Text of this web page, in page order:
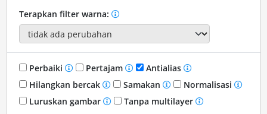
Terapkan filter warna:
Perbaiki Pertajam
Antialias
Hilangkan bercak
Samakan
Normalisasi
Luruskan gambar
Tanpa multilayer